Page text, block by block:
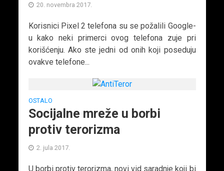
20. novembra 2017.
Korisnici Pixel 2 telefona su se požalili Google-
u kako neki primerci ovog telefona zuje pri
korišćenju. Ako ste jedni od onih koji poseduju
ovakve telefone...
OSTALO
Socijalne mreže u borbi
protiv terorizma
2. jula 2017.
U borbi protiv terorizma, novi vid saradnje koji bi